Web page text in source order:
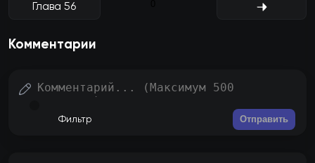
Глава 56
Комментарии
Фильтр Отправить